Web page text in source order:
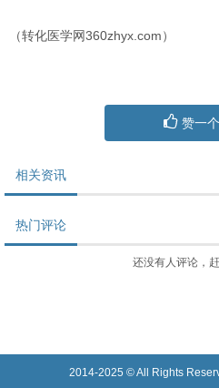
（转化医学网360zhyx.com）
赞一
相关资讯
热门评论
还没有人评论，
2014-2025 © All Rights